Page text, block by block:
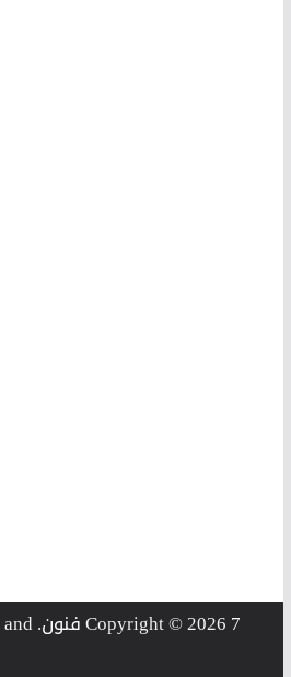
Copyright © 2026 7 فنون . Powered by
and